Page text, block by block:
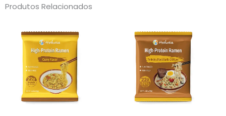
Produtos Relacionados